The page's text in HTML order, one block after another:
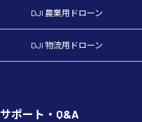
DJI 農業用ドローン
DJI 物流用ドローン
サポート・Q&A